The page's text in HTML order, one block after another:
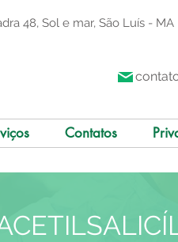
48, Sol e mar, São Luís - MA
Contatos